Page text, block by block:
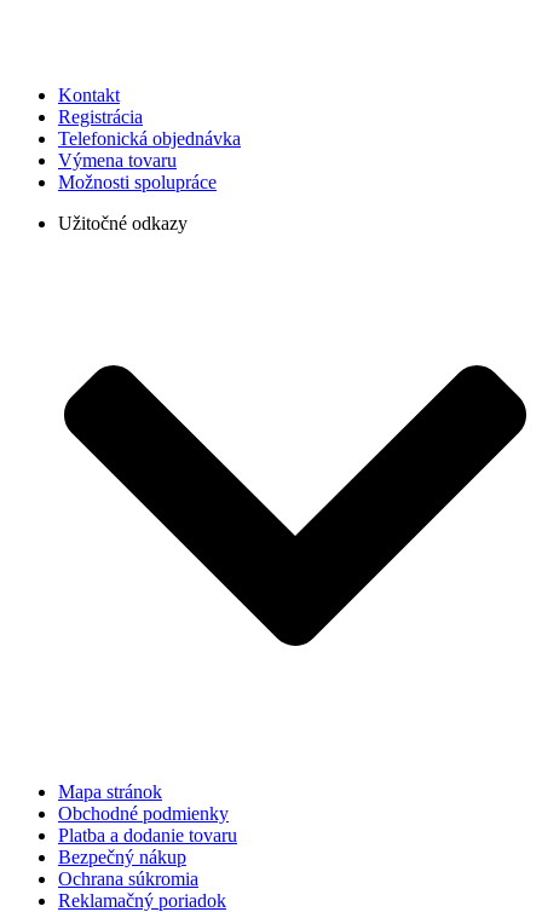
Kontakt
Registrácia
Telefonická objednávka
Výmena tovaru
Možnosti spolupráce
Užitočné odkazy
Mapa stránok
Obchodné podmienky
Platba a dodanie tovaru
Bezpečný nákup
Ochrana súkromia
Reklamačný poriadok